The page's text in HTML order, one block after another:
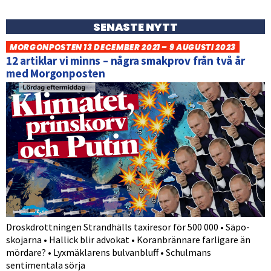
SENASTE NYTT
MORGONPOSTEN 13 DECEMBER 2021 – 9 AUGUSTI 2023
12 artiklar vi minns – några smakprov från två år
med Morgonposten
Droskdrottningen Strandhälls taxiresor för 500 000 • Säpo-
skojarna • Hallick blir advokat • Koranbrännare farligare än
mördare? • Lyxmäklarens bulvanbluff • Schulmans
sentimentala sörja